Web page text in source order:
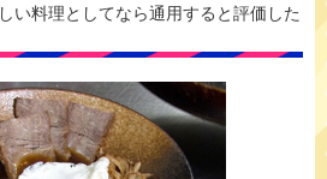
い料理としてなら通用すると評価した